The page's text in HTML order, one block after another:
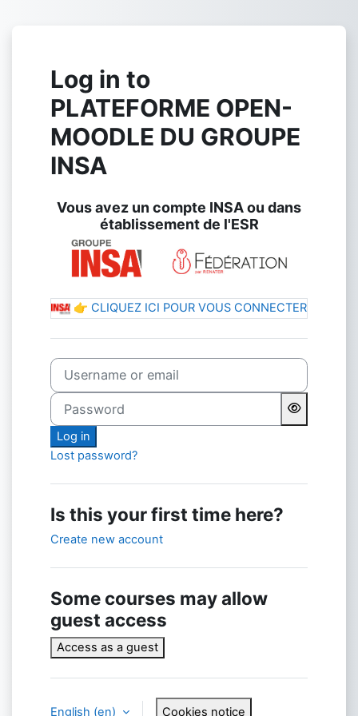
Log in to
PLATEFORME OPEN-
MOODLE DU GROUPE
INSA
Vous avez un compte INSA ou dans
établissement de l'ESR
👉 CLIQUEZ ICI POUR VOUS CONNECTER
Username or email
Password
Log in
Lost password?
Is this your first time here?
Create new account
Some courses may allow
guest access
Access as a guest
English ‎(en)‎ Cookies notice